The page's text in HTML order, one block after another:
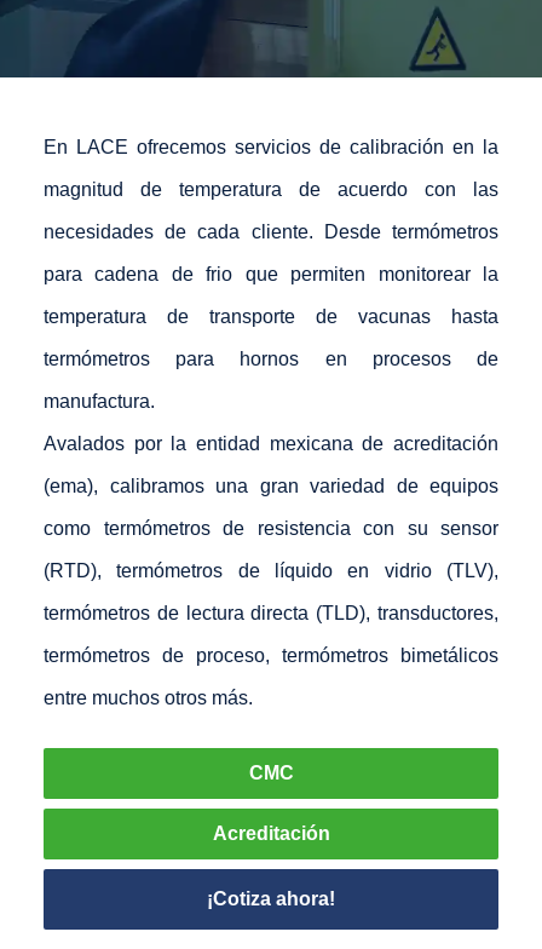
En LACE ofrecemos servicios de calibración en la
magnitud de temperatura de acuerdo con las
necesidades de cada cliente. Desde termómetros
para cadena de frio que permiten monitorear la
temperatura de transporte de vacunas hasta
termómetros para hornos en procesos de
manufactura.
Avalados por la entidad mexicana de acreditación
(ema), calibramos una gran variedad de equipos
como termómetros de resistencia con su sensor
(RTD), termómetros de líquido en vidrio (TLV),
termómetros de lectura directa (TLD), transductores,
termómetros de proceso, termómetros bimetálicos
entre muchos otros más.
CMC
Acreditación
¡Cotiza ahora!